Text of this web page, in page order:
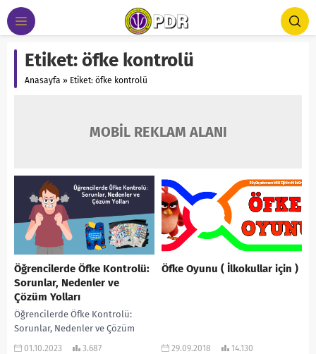
Etiket:öfke kontrolü
Anasayfa » Etiket: öfke kontrolü
MOBİL REKLAM ALANI
Öğrencilerde Öfke Kontrolü:
Sorunlar, Nedenler ve
Çözüm Yolları
Öğrencilerde Öfke Kontrolü:
Sorunlar, Nedenler ve Çözüm
Yolları Öfke, insanlar arasında
01.10.2023 3.687
Öfke Oyunu ( İlkokullar için )
29.09.2018 14.130